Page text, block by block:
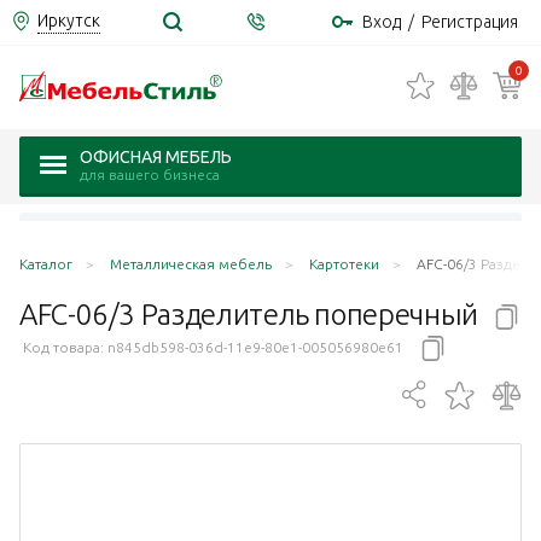
Иркутск Вход / Регистрация
0
ОФИСНАЯ МЕБЕЛЬ
для вашего бизнеса
Каталог Металлическая мебель Картотеки AFC-06/3
AFC-06/3 Разделитель поперечный
Код товара: n845db598-036d-11e9-80e1-005056980e61